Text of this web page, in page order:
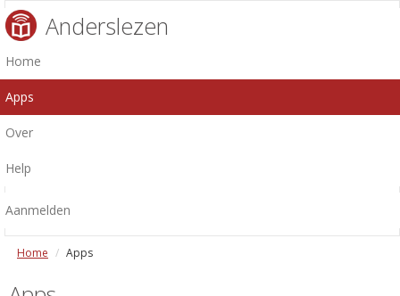
Anderslezen
Home
Apps
Over
Help
Aanmelden
Home Apps